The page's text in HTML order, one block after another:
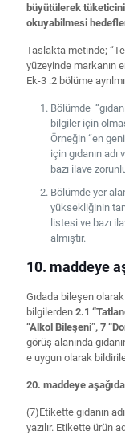
büyütülerek
okuyabilmesi
Taslakta metinde;
yüzeyinde markanın
Ek-3 :2 bölüme
Bölümde
bilgiler için
Örneğin “en
için gıdanın
bazı ilave
Bölümde yer
yüksekliğinin
listesi ve bazı
almıştır.
10. maddeye
Gıdada bileşen
bilgilerden 2.1
“Alkol Bileşeni”, 7
görüş alanında
e uygun olarak
20. maddeye
(7)Etikette gıdanın
yazılır. Etikette ürün